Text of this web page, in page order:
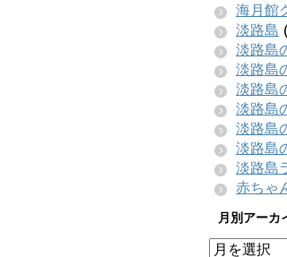
海月館
淡路島
淡路島
淡路島
淡路島
淡路島
淡路島
淡路島
淡路島
赤ちゃ
月別アーカ